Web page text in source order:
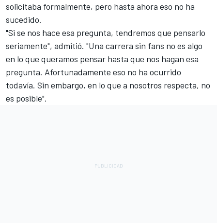
solicitaba formalmente, pero hasta ahora eso no ha
sucedido.
"Si se nos hace esa pregunta, tendremos que pensarlo
seriamente", admitió. "Una carrera sin fans no es algo
en lo que queramos pensar hasta que nos hagan esa
pregunta. Afortunadamente eso no ha ocurrido
todavía. Sin embargo, en lo que a nosotros respecta, no
es posible".